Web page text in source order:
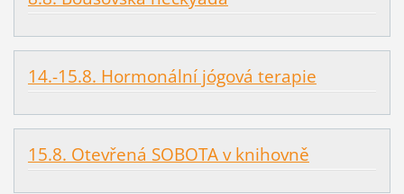
14.-15.8. Hormonální jógová terapie
15.8. Otevřená SOBOTA v knihovně